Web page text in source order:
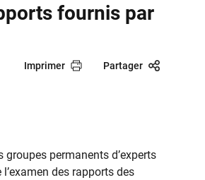
fournis par
Imprimer Partager
groupes permanents d’experts
des rapports des